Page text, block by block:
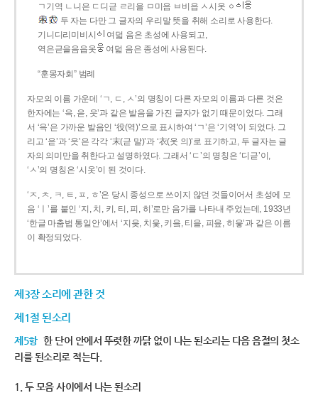
ㄱ기역 ㄴ니은 ㄷ디귿 ㄹ리을 ㅁ미음 ㅂ비읍 ㅅ시옷 ㆁ
두 자는 다만 그 글자의 우리말 뜻을 취해 소리로 사용한다.
기니디리미비시
여덟 음은 초성에 사용되고,
역은귿을음읍옷
여덟 음은 종성에 사용된다.
“훈몽자회” 범례
자모의 이름 가운데 ‘ㄱ, ㄷ, ㅅ’의 명칭이 다른 자모의 이름과 다른 것은
한자에는 ‘윽, 읃, 읏’과 같은 발음을 가진 글자가 없기 때문이었다. 그래
서 ‘윽’은 가까운 발음인 ‘役(역)’으로 표시하여 ‘ㄱ’은 ‘기역’이 되었다. 그
리고 ‘읃’과 ‘읏’은 각각 ‘末(귿 말)’과 ‘衣(옷 의)’로 표기하고, 두 글자는 글
자의 의미만을 취한다고 설명하였다. 그래서 ‘ㄷ’의 명칭은 ‘디귿’이,
‘ㅅ’의 명칭은 ‘시옷’이 된 것이다.
‘ㅈ, ㅊ, ㅋ, ㅌ, ㅍ, ㅎ’은 당시 종성으로 쓰이지 않던 것들이어서 초성에 모
음 ‘ㅣ’를 붙인 ‘지, 치, 키, 티, 피, 히’로만 음가를 나타내 주었는데, 1933년
‘한글 마춤법 통일안’에서 ‘지읒, 치읓, 키읔, 티읕, 피읖, 히읗’과 같은 이름
이 확정되었다.
제3장 소리에 관한 것
제1절 된소리
제5항 한 단어 안에서 뚜렷한 까닭 없이 나는 된소리는 다음 음절의 첫소
리를 된소리로 적는다.
1. 두 모음 사이에서 나는 된소리